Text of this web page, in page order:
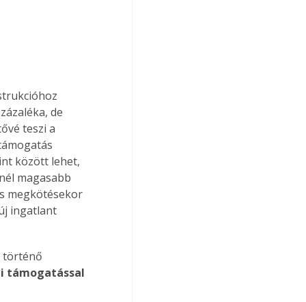
de
teszi a
között lehet,
magasabb
megkötésekor
ingatlant
történő
támogatással